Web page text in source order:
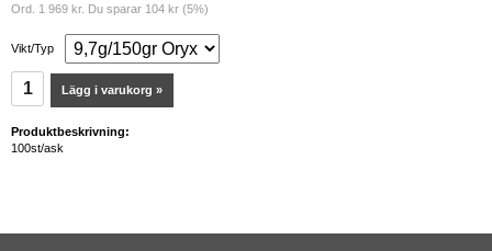
Ord. 1 969 kr. Du sparar 104 kr (5%)
Vikt/Typ
Lägg i varukorg »
Produktbeskrivning:
100st/ask